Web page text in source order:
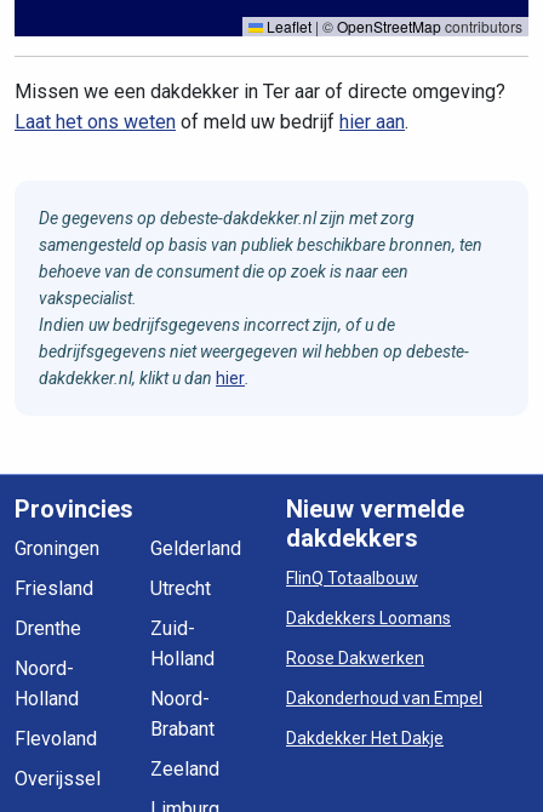
Leaflet | ©OpenStreetMapcontributors
Missen we een dakdekker in Ter aar of directe omgeving?
Laat het ons weten of meld uw bedrijf hier aan.
De gegevens op debeste-dakdekker.nl zijn met zorg
samengesteld op basis van publiek beschikbare bronnen, ten
behoeve van de consument die op zoek is naar een
vakspecialist.
Indien uw bedrijfsgegevens incorrect zijn, of u de
bedrijfsgegevens niet weergegeven wil hebben op debeste-
dakdekker.nl, klikt u dan hier
Provincies
Groningen
Friesland
Drenthe
Noord-
Holland
Flevoland
Overijssel
Gelderland
Utrecht
Zuid-
Holland
Noord-
Brabant
Zeeland
Nieuw vermelde
dakdekkers
FlinQ Totaalbouw
Dakdekkers Loomans
Roose Dakwerken
Dakonderhoud van Empel
Dakdekker Het Dakje